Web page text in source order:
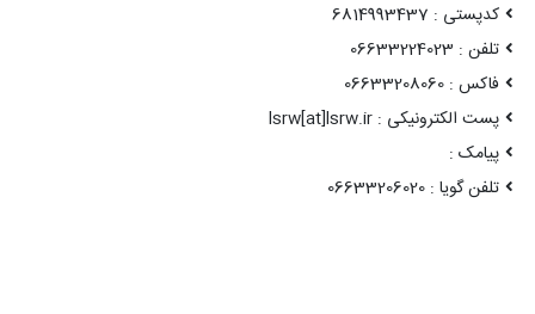
کدپستی : 6814993437
تلفن : 06633224023
فاکس : 06633208060
پست الکترونیکی : lsrw[at]lsrw.ir
پیامک :
تلفن گویا : 06633206020